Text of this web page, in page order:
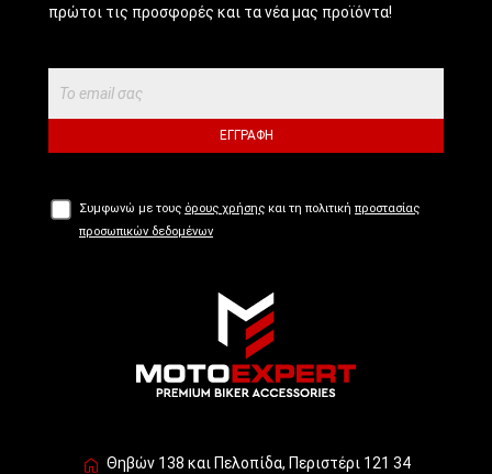
πρώτοι τις προσφορές και τα νέα μας προϊόντα!
ΕΓΓΡΑΦΉ
Συμφωνώ με τους όρους χρήσης και τη πολιτική προστασίας
προσωπικών δεδομένων
Θηβών 138 και Πελοπίδα, Περιστέρι 121 34